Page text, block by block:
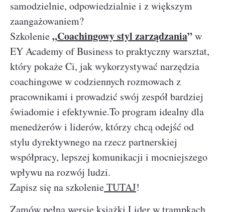
samodzielnie, odpowiedzialnie i z większym
zaangażowaniem?
Szkolenie„Coachingowy styl zarządzania”w
EY Academy of Business to praktyczny warsztat,
który pokaże Ci, jak wykorzystywać narzędzia
coachingowe w codziennych rozmowach z
pracownikami i prowadzić swój zespół bardziej
świadomie i efektywnie.To program idealny dla
menedżerów i liderów, którzy chcą odejść od
stylu dyrektywnego na rzecz partnerskiej
współpracy, lepszej komunikacji i mocniejszego
wpływu na rozwój ludzi.
Zapisz się na szkolenieTUTAJ!
Zamów pełną wersję książki Lider w trampkach